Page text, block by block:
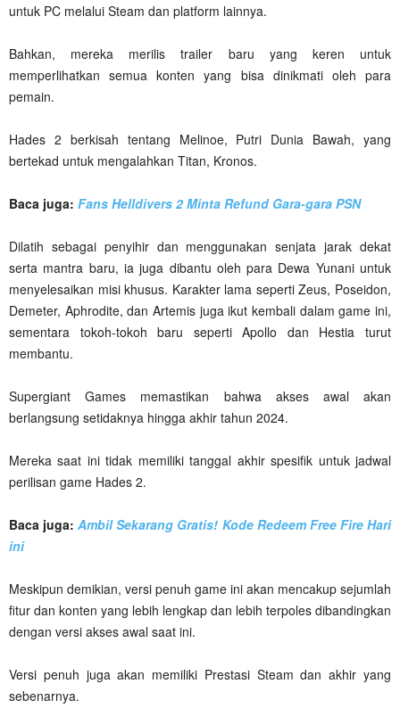
untuk PC melalui Steam dan platform lainnya.
Bahkan, mereka merilis trailer baru yang keren untuk
memperlihatkan semua konten yang bisa dinikmati oleh para
pemain.
Hades 2 berkisah tentang Melinoe, Putri Dunia Bawah, yang
bertekad untuk mengalahkan Titan, Kronos.
Baca juga: Fans Helldivers 2 Minta Refund Gara-gara PSN
Dilatih sebagai penyihir dan menggunakan senjata jarak dekat
serta mantra baru, ia juga dibantu oleh para Dewa Yunani untuk
menyelesaikan misi khusus. Karakter lama seperti Zeus, Poseidon,
Demeter, Aphrodite, dan Artemis juga ikut kembali dalam game ini,
sementara tokoh-tokoh baru seperti Apollo dan Hestia turut
membantu.
Supergiant Games memastikan bahwa akses awal akan
berlangsung setidaknya hingga akhir tahun 2024.
Mereka saat ini tidak memiliki tanggal akhir spesifik untuk jadwal
perilisan game Hades 2.
Baca juga:Ambil Sekarang Gratis! Kode Redeem Free Fire Hari
ini
Meskipun demikian, versi penuh game ini akan mencakup sejumlah
fitur dan konten yang lebih lengkap dan lebih terpoles dibandingkan
dengan versi akses awal saat ini.
Versi penuh juga akan memiliki Prestasi Steam dan akhir yang
sebenarnya.